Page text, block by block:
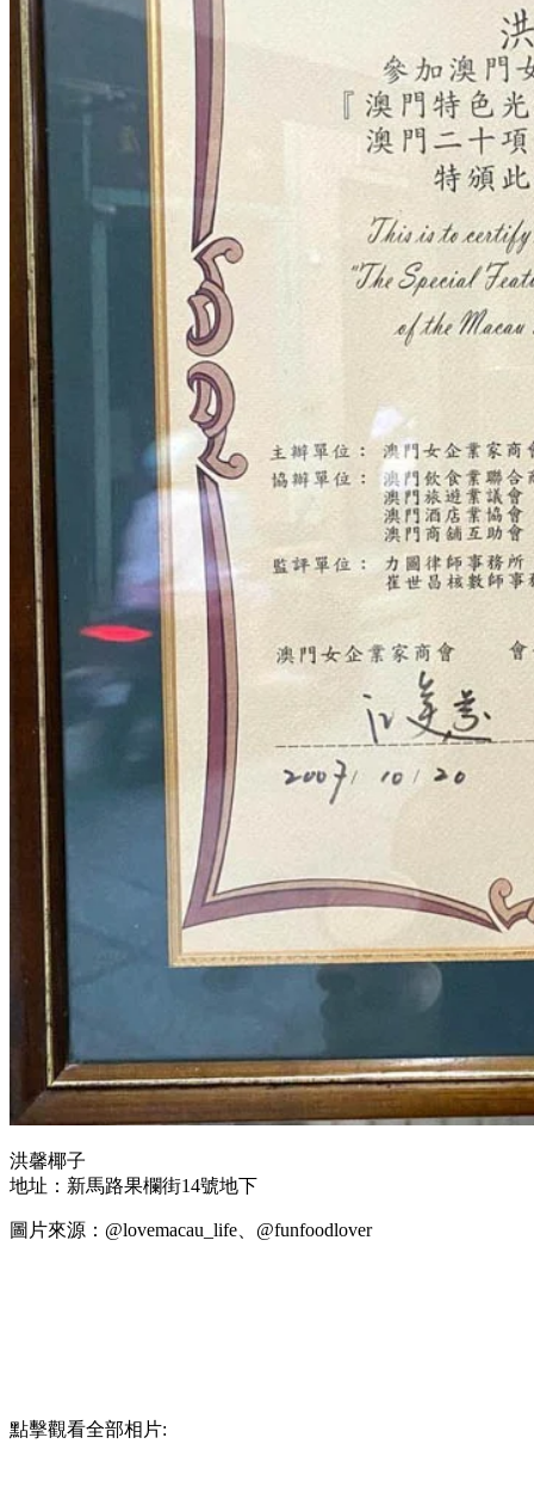
洪馨椰子
地址：新馬路果欄街14號地下
圖片來源：@lovemacau_life、@funfoodlover
點擊觀看全部相片: